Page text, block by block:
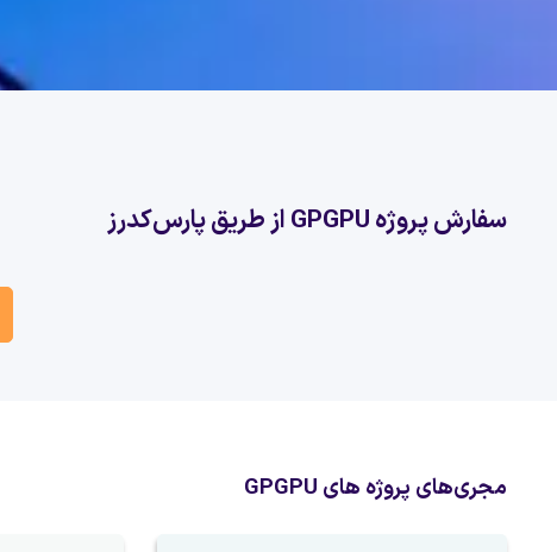
سفارش پروژه GPGPU از طریق پارس‌کدرز
مجری‌های پروژه های GPGPU